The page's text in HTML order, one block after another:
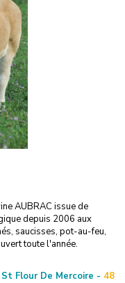
AUBRAC issue de
depuis 2006 aux
saucisses, pot-au-feu,
toute l'année.
St Flour De Mercoire - 48